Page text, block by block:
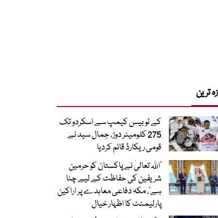
ترین
کے ٹو بیس کیمپ سے اسکردو تک
275 کلومیٹر دوڑ، جمال سید نے
قومی ریکارڈ قائم کردیا
’اللہ تعالیٰ نے پاکستان کو حرمین
شریفین کی حفاظت کے لیے چنا
ہے‘، مکہ دفاعی معاہدے پر اراکین
پارلیمنٹ کا اظہار خیال